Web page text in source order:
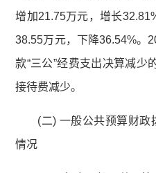
增加21.75万元，增长
38.55万元，下降36.54%。
款“三公”经费支出决算减少
接待费减少。
(二) 一般公共预算财政
情况